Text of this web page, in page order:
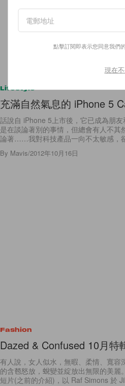
Lifestyle
充滿自然氣息的 iPhone 5
話說自 iPhone 5上市後，它已成為朋
是在談論著別的事情，但總會有人不
論著……我對科技產品一向不太敏感，
By Mavis/2012年10月16日
Fashion
Dazed & Confused 10月特
有人說，女人似水，無暇、柔情、寬容
的含苞怒放，蛻變並綻放出無限的美
短片(之前的介紹)，以 Raf Simons 於
點擊訂閱即表示您同意我們的
現在